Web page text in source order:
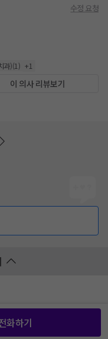
수정 요청
과)(1 ) +1
이 의사 리뷰보기
화하기